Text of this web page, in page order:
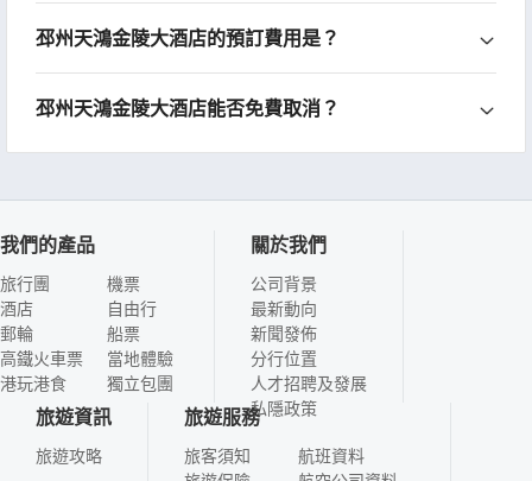
邳州天鴻金陵大酒店的預訂費用是？
邳州天鴻金陵大酒店能否免費取消？
我們的產品
旅行團
酒店
郵輪
高鐵火車票
港玩港食
機票
自由行
船票
當地體驗
獨立包團
關於我們
公司背景
最新動向
新聞發佈
分行位置
人才招聘及發展
私隱政策
旅遊資訊
旅遊攻略
旅遊服務
旅客須知
航班資料